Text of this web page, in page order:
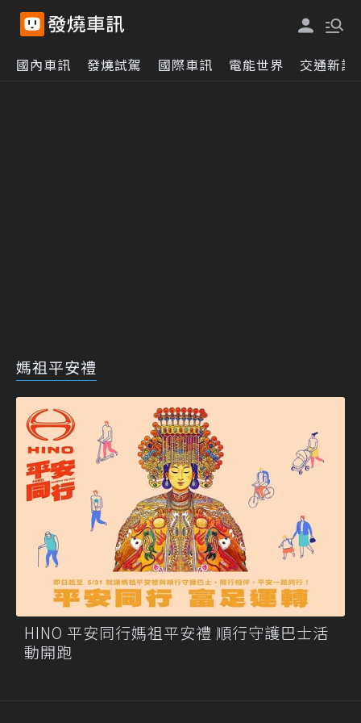
國內車訊 發燒試駕 國際車訊 電能世界 交通新訊
媽祖平安禮
HINO 平安同行媽祖平安禮 順行守護巴士活
動開跑